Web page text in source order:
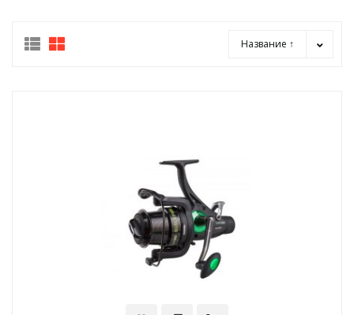
Название ↑